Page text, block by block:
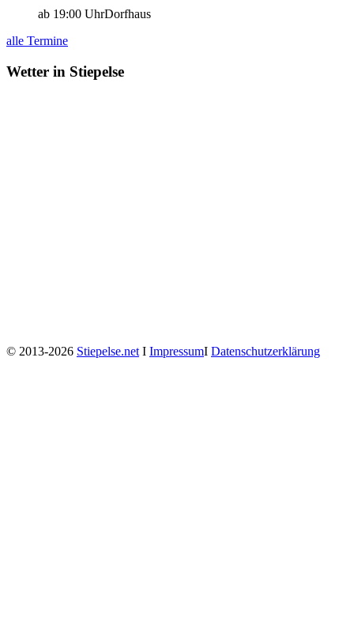
ab 19:00 UhrDorfhaus
alle Termine
Wetter in Stiepelse
© 2013-2026 Stiepelse.net Ι ImpressumΙ Datenschutzerklärung